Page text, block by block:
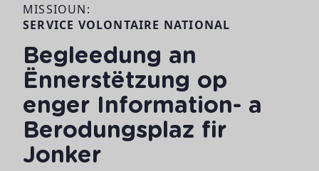
MISSIOUN:
SERVICE VOLONTAIRE NATIONAL
Begleedung an
Ënnerstëtzung op
enger Information- a
Berodungsplaz fir
Jonker